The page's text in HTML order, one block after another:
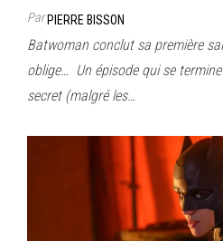
ParPIERRE BISSON
Batwoman conclut sa première
oblige… Un épisode qui se
secret (malgré les…